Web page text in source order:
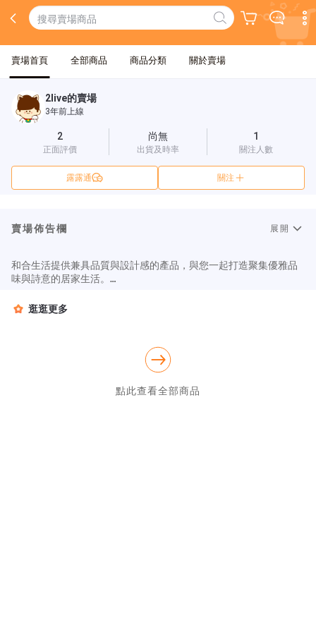
賣場首頁 全部商品 商品分類 關於賣場
2live的賣場
3年前上線
2
正面評價
尚無
出貨及時率
1
關注人數
露露通 關注
賣場佈告欄 展開
和合生活提供兼具品質與設計感的產品，與您一起打造聚集優雅品
味與詩意的居家生活。
打造一個舒服的環境.為了滿足客戶需求，我們追尋具有品質與設計
逛逛更多
點此查看全部商品